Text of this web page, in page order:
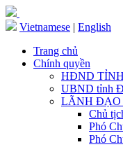
Vietnamese | English
Trang chủ
Chính quyền
HĐND TỈNH
UBND tỉnh
LÃNH ĐẠO
Chủ
Phó
Phó